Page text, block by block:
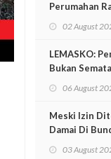
Perumahan
02 August
LEMASKO:
Bukan
06 August
Meski Izin
Damai Di
03 August